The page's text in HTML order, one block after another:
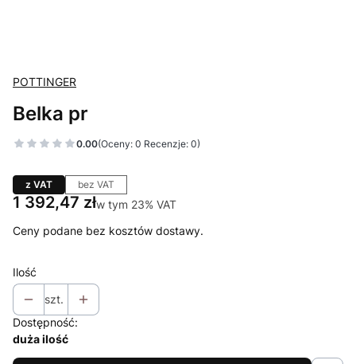
POTTINGER
Belka pr
0.00(Oceny: 0 Recenzje: 0)
z VAT bez VAT
Cena
1 392,47 złw tym 23% VAT
w tym 23% VAT
Ceny podane bez kosztów dostawy.
Ilość
szt.
Dostępność:
duża ilość